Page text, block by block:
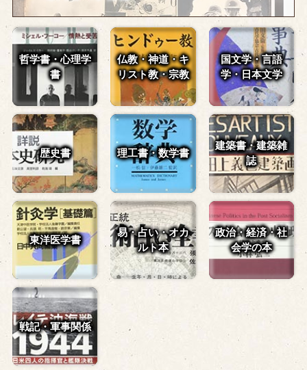
哲学書・心理学
書
仏教・神道・キ
リスト教・宗教
国文学・言語
学・日本文学
歴史書 理工書・数学書
建築書・建築雑
誌
東洋医学書
易・占い・オカ
ルト本
政治・経済・社
会学の本
戦記・軍事関係